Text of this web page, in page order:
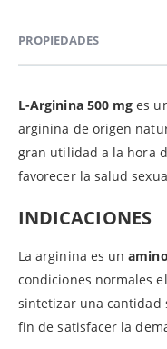
PROPIEDADES
L-Arginina 500 mges
arginina de origen
gran utilidad a la hora
favorecer la salud
INDICACIONES
La arginina es un
condiciones normales
sintetizar una cantidad
fin de satisfacer la